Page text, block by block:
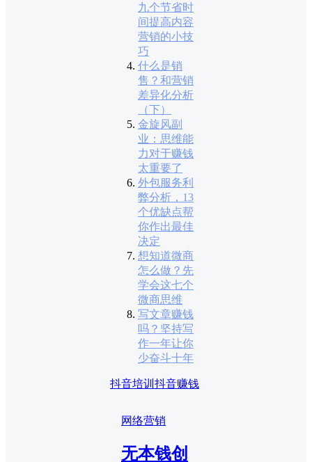
九个节省时
间提高内容
营销的小技
巧
什么是销
售？和营销
差异化分析
（下）
金旋风副
业：思维能
力对于赚钱
太重要了
外包服务利
弊分析，13
个优缺点帮
你作出最佳
决定
想知道微商
怎么做？先
学会这七个
微商思维
写文章赚钱
吗？坚持写
作一年让你
少奋斗十年
抖音培训 抖音赚钱
网络营销
无本钱创